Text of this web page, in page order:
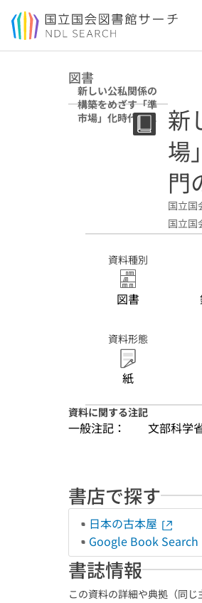
本文へ移動
図書
新しい公私関係の
構築をめざす「準
市場」化時代の非
営利福祉事業体と
新
場
門
国立国
国立国
資料種別
図書
資料形態
紙
資料に関する注記
一般注記： 文部科学
書店で探す
日本の古本屋
Google Book Search
書誌情報
この資料の詳細や典拠（同じ